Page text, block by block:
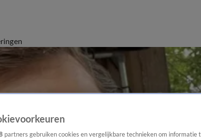
partners gebruiken cookies en vergelijkbare technieken om informatie